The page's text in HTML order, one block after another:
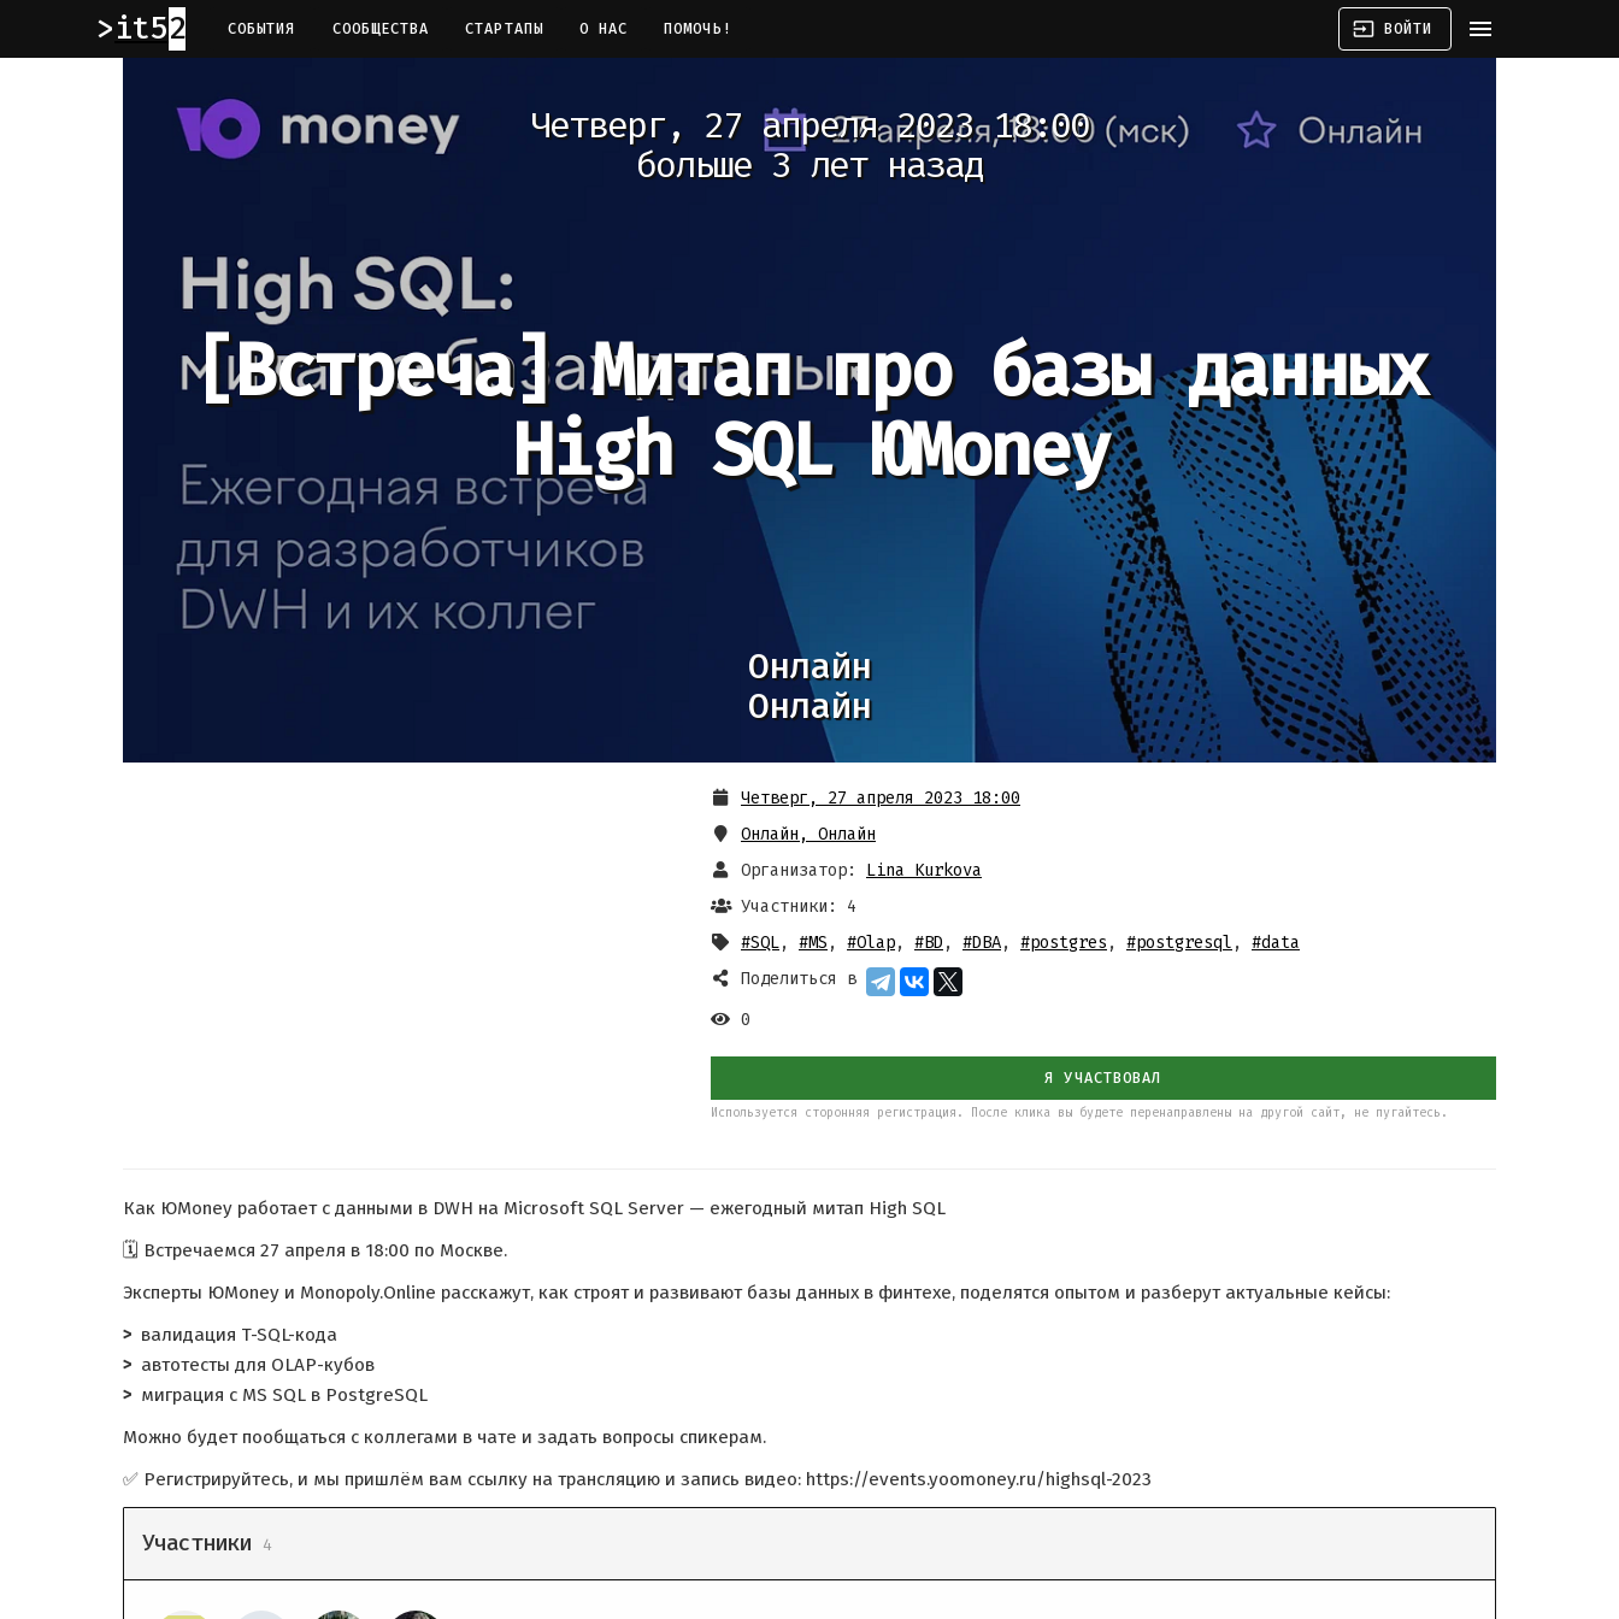
it52 СОБЫТИЯ СООБЩЕСТВА СТАРТАПЫ О НАС ПОМОЧЬ! input ВОЙТИ menu
Четверг, 27 апреля 2023 18:00
больше 3 лет назад
[Встреча] Митап про базы данных
High SQL ЮMoney
Онлайн
Онлайн
Четверг, 27 апреля 2023 18:00
Онлайн , Онлайн
Организатор:
Lina Kurkova
Участники: 4
#SQL, #MS , #Olap, #BD , #DBA, #postgres , #postgresql , #data
Поделиться в
0
Я УЧАСТВОВАЛ
Используется сторонняя регистрация. После клика вы будете перенаправлены на другой сайт, не пугайтесь.
Как ЮMoney работает с данными в DWH на Microsoft SQL Server — ежегодный митап High SQL
🗓 Встречаемся 27 апреля в 18:00 по Москве.
Эксперты ЮMoney и Monopoly.Online расскажут, как строят и развивают базы данных в финтехе, поделятся опытом и разберут актуальные кейсы:
валидация T-SQL-кода
автотесты для OLAP-кубов
миграция с MS SQL в PostgreSQL
Можно будет пообщаться с коллегами в чате и задать вопросы спикерам.
✅ Регистрируйтесь, и мы пришлём вам ссылку на трансляцию и запись видео: https://events.yoomoney.ru/highsql-2023
Участники 4